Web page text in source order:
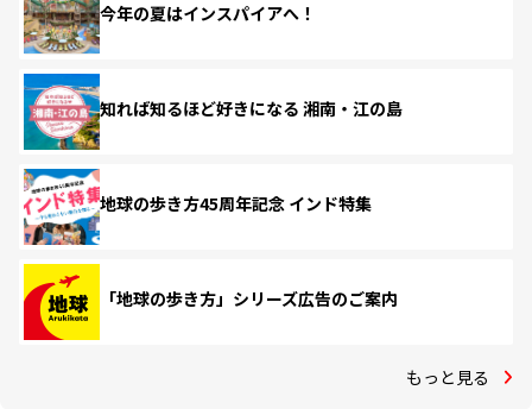
今年の夏はインスパイアへ！
知れば知るほど好きになる 湘南・江の島
地球の歩き方45周年記念 インド特集
「地球の歩き方」シリーズ広告のご案内
もっと見る